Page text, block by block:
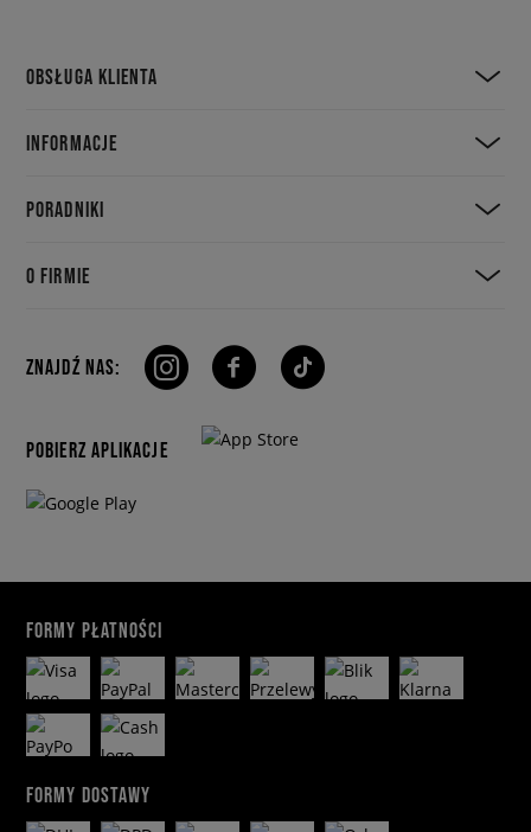
OBSŁUGA KLIENTA
INFORMACJE
PORADNIKI
O FIRMIE
ZNAJDŹ NAS:
POBIERZ APLIKACJE
FORMY PŁATNOŚCI
FORMY DOSTAWY